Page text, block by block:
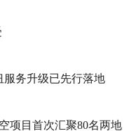
服务升级已先行落地
项目首次汇聚80名两地